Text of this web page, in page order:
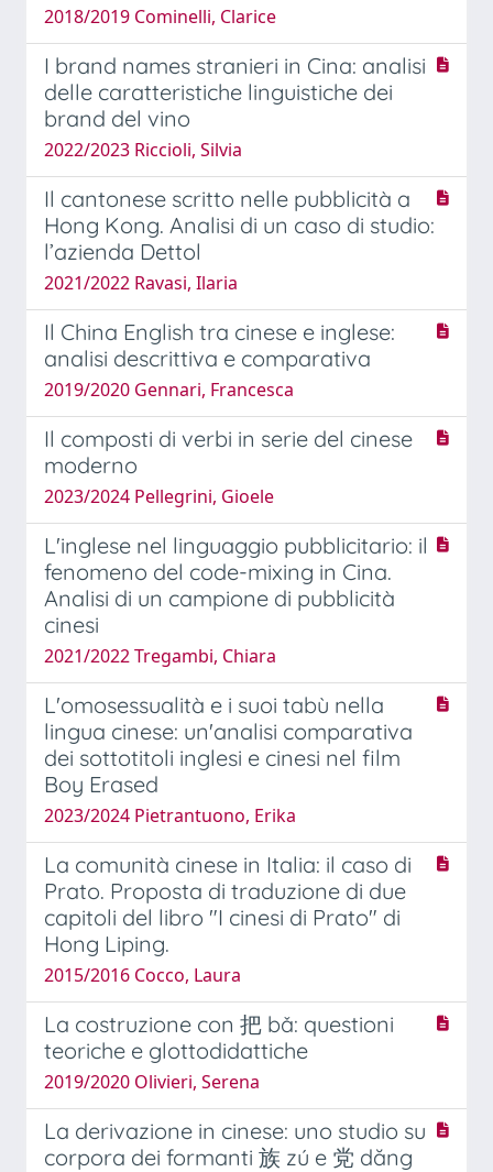
2018/2019 Cominelli, Clarice
I brand names stranieri in Cina: analisi
delle caratteristiche linguistiche dei
brand del vino
2022/2023 Riccioli, Silvia
Il cantonese scritto nelle pubblicità a
Hong Kong. Analisi di un caso di studio:
l’azienda Dettol
2021/2022 Ravasi, Ilaria
Il China English tra cinese e inglese:
analisi descrittiva e comparativa
2019/2020 Gennari, Francesca
Il composti di verbi in serie del cinese
moderno
2023/2024 Pellegrini, Gioele
L'inglese nel linguaggio pubblicitario: il
fenomeno del code-mixing in Cina.
Analisi di un campione di pubblicità
cinesi
2021/2022 Tregambi, Chiara
L'omosessualità e i suoi tabù nella
lingua cinese: un'analisi comparativa
dei sottotitoli inglesi e cinesi nel film
Boy Erased
2023/2024 Pietrantuono, Erika
La comunità cinese in Italia: il caso di
Prato. Proposta di traduzione di due
capitoli del libro "I cinesi di Prato" di
Hong Liping.
2015/2016 Cocco, Laura
La costruzione con 把 bǎ: questioni
teoriche e glottodidattiche
2019/2020 Olivieri, Serena
La derivazione in cinese: uno studio su
corpora dei formanti 族 zú e 党 dăng